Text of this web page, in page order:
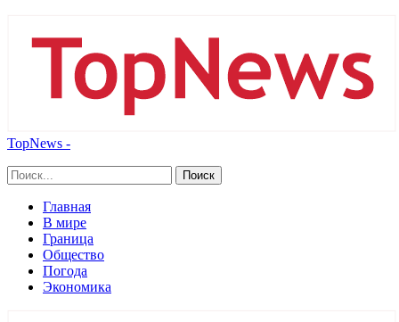
TopNews -
Главная
В мире
Граница
Общество
Погода
Экономика